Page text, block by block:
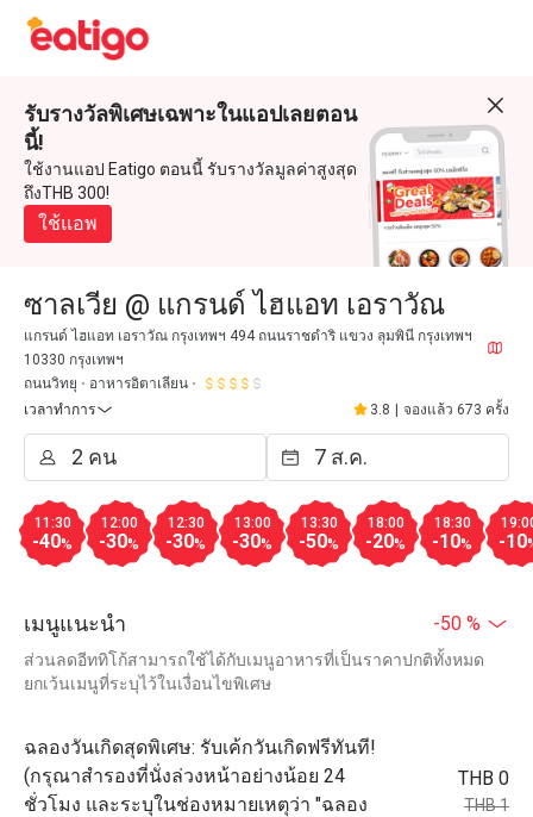
รับรางวัลพิเศษเฉพาะในแอปเลยตอน
นี้!
ใช้งานแอป Eatigo ตอนนี้ รับรางวัลมูลค่าสูงสุด
ถึงTHB 300!
ใช้แอพ
ซาลเวีย @ แกรนด์ ไฮแอท เอราวัณ
แกรนด์ ไฮแอท เอราวัณ กรุงเทพฯ 494 ถนนราชดำริ แขวง ลุมพินี กรุงเทพฯ
10330 กรุงเทพฯ
ถนนวิทยุ
อาหารอิตาเลียน
เวลาทำการ
3.8 จองแล้ว 673 ครั้ง
11:30
-40%
12:00
-30%
12:30
-30%
13:00
-30%
13:30
-50%
18:00
-20%
18:30
-10% -10
เมนูแนะนำ -50 %
ส่วนลดอีททิโก้สามารถใช้ได้กับเมนูอาหารที่เป็นราคาปกติทั้งหมด
ยกเว้นเมนูที่ระบุไว้ในเงื่อนไขพิเศษ
ฉลองวันเกิดสุดพิเศษ: รับเค้กวันเกิดฟรีทันที!
(กรุณาสำรองที่นั่งล่วงหน้าอย่างน้อย 24
ชั่วโมง และระบุในช่องหมายเหตุว่า "ฉลอง
THB 0
THB 1